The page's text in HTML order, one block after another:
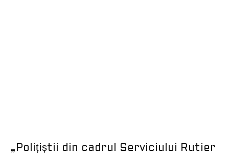
„Polițiștii din cadrul Serviciului Rutier